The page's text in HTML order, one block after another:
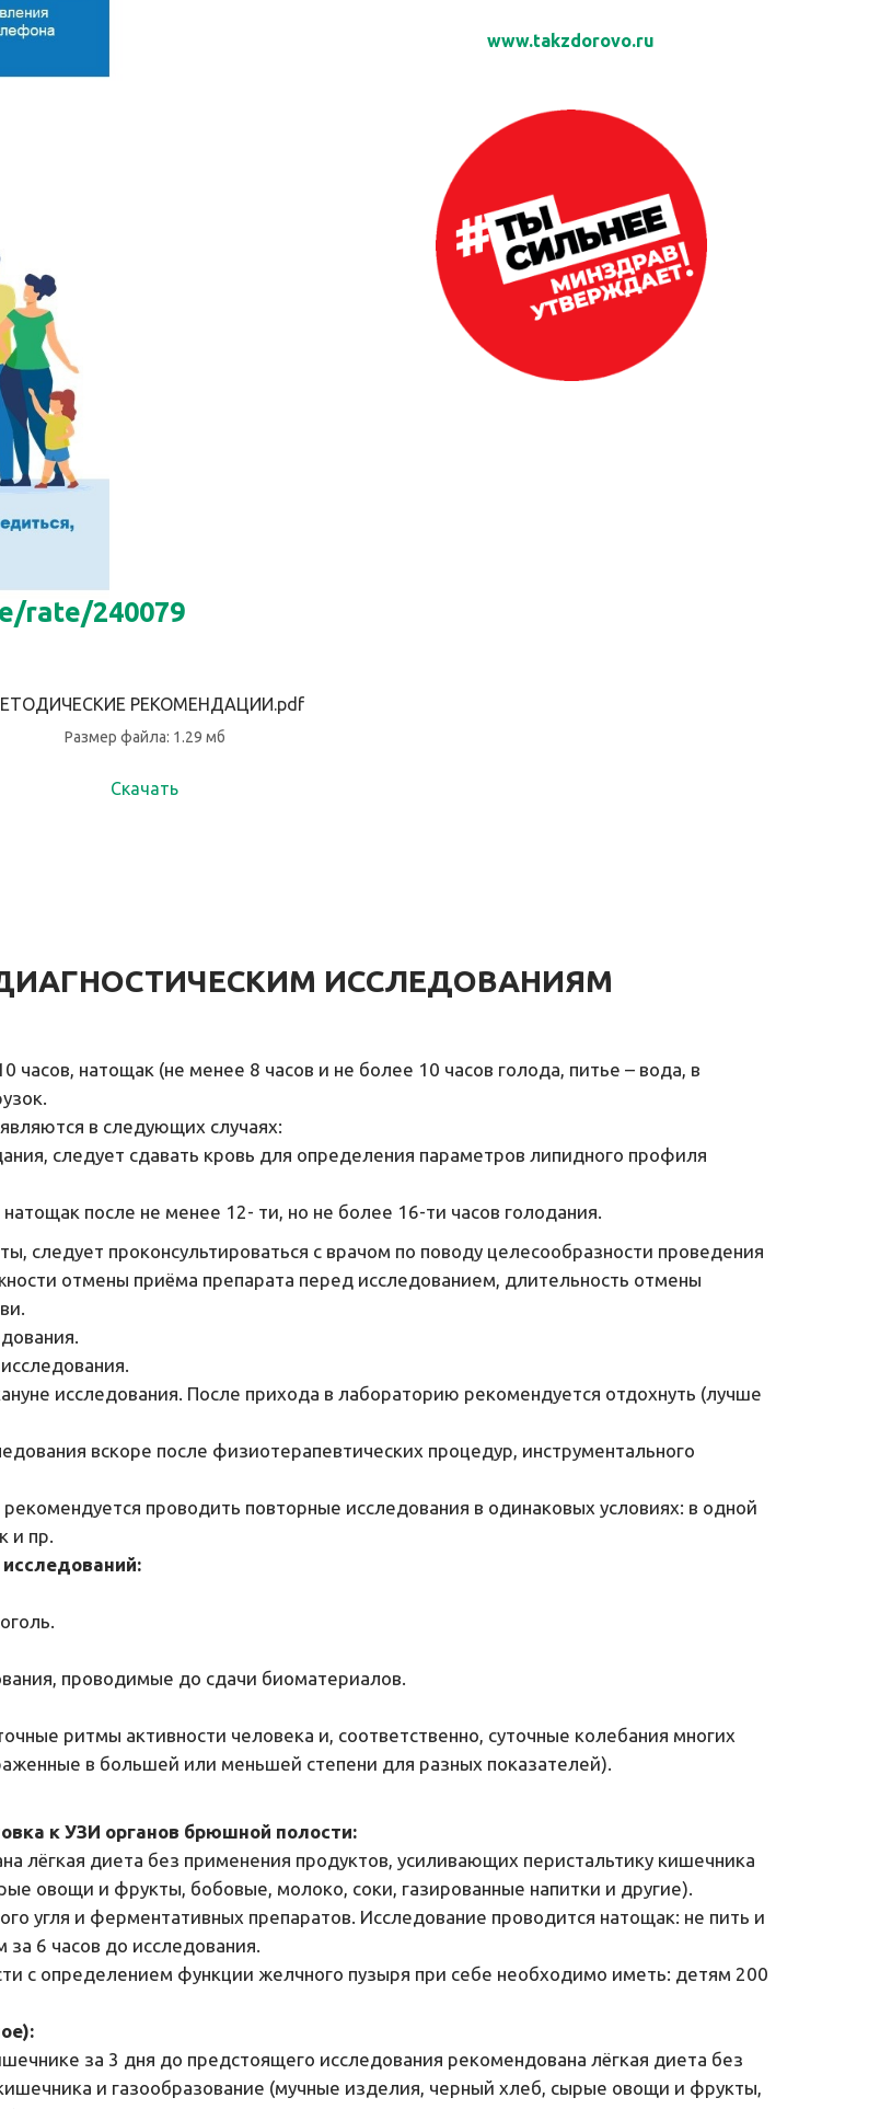
rate/240079
www.takzdorovo.ru
РЕКОМЕНДАЦИИ.pdf
Размер файла: 1.29 мб
Скачать
ИССЛЕДОВАНИЯМ
часов, натощак (не менее 8 часов и не более 10 часов голода, питье – вода, в
в следующих случаях:
следует сдавать кровь для определения параметров липидного профиля
после не менее 12- ти, но не более 16-ти часов голодания.
следует проконсультироваться с врачом по поводу целесообразности проведения
отмены приёма препарата перед исследованием, длительность отмены
исследования. После прихода в лабораторию рекомендуется отдохнуть (лучше
вскоре после физиотерапевтических процедур, инструментального
проводить повторные исследования в одинаковых условиях: в одной
и пр.
проводимые до сдачи биоматериалов.
ритмы активности человека и, соответственно, суточные колебания многих
в большей или меньшей степени для разных показателей).
к УЗИ органов брюшной полости:
лёгкая диета без применения продуктов, усиливающих перистальтику кишечника
овощи и фрукты, бобовые, молоко, соки, газированные напитки и другие).
угля и ферментативных препаратов. Исследование проводится натощак: не пить и
6 часов до исследования.
с определением функции желчного пузыря при себе необходимо иметь: детям 200
за 3 дня до предстоящего исследования рекомендована лёгкая диета без
и газообразование (мучные изделия, черный хлеб, сырые овощи и фрукты,